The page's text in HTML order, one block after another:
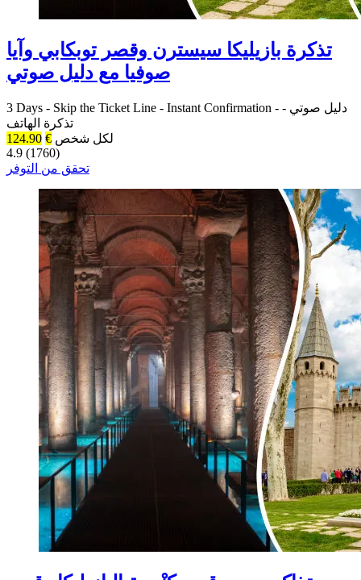
تذكرة بازيليكا سيسترن وقصر توبكابي وآيا
صوفيا مع دليل صوتي
3 Days - Skip the Ticket Line - Instant Confirmation - دليل صوتي -
تذكرة الهاتف
لكل شخص €
124.90
4.9 (1760)
تحقق من التوفر